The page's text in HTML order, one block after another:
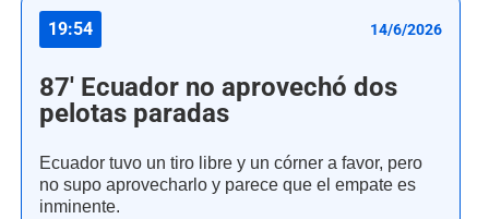
19:54 14/6/2026
87' Ecuador no aprovechó dos
pelotas paradas
Ecuador tuvo un tiro libre y un córner a favor, pero
no supo aprovecharlo y parece que el empate es
inminente.